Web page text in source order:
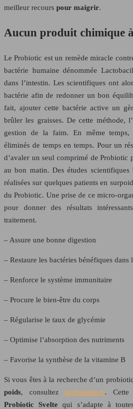
meilleur recours pour maigrir.
Aucun produit chimique
Le Probiotic est un remède miracle
bactérie humaine dénommée
dans l’intestin. Les scientifiques ont
bactérie afin de redonner un bon
fait, ajouter cette bactérie active un
brûler les graisses. De cette méthode,
gestion de la faim. En même
éliminés de temps en temps. Pour un
d’avaler un seul comprimé de Probiotic
au bon matin. Des études scientifiques
réalisées sur quelques patients en
du Probiotic. Une prise de ce micro-
pour donner des résultats
traitement.
– Assure une bonne digestion
– Restaure les bactéries bénéfiques dans
– Renforce le système immunitaire
– Procure le bien-être du corps
– Régularise le taux de glycémie
– Optimise l’absorption des nutriments
– Favorise la synthèse de la vitamine B
Si vous êtes à la recherche d’un
poids, consultezprobioslim.fr. Cette
Probiotic Svelte qui s’adapte à